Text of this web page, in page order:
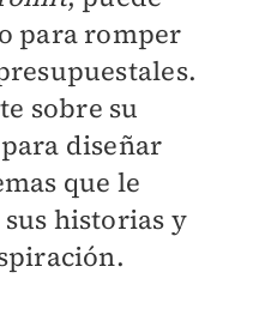
para romper
sobre su
diseñar
que le
historias y